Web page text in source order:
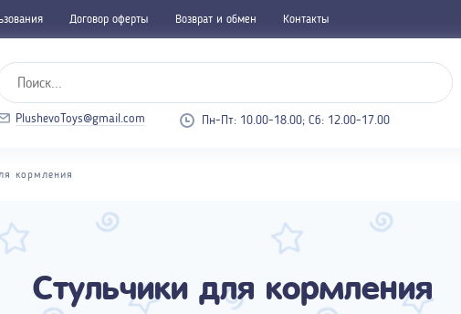
Договор оферты Возврат и обмен Контакты
PlushevoToys@gmail.com Пн-Пт: 10.00-18.00; Cб: 12.00-17.00
кормления
Стульчики для кормления